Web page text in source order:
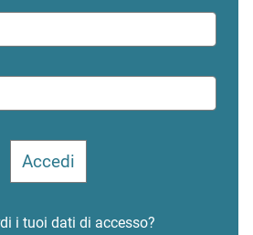
i tuoi dati di accesso?